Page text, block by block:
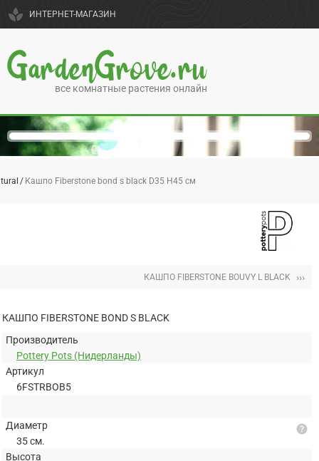
spa ИНТЕРНЕТ-МАГАЗИН
GardenGrove.ru
все комнатные растения онлайн
Кашпо Fiberstone bond s black D35 H45 см
КАШПО FIBERSTONE BOUVY L BLACK ›››
КАШПО FIBERSTONE BOND S BLACK
Производитель
Pottery Pots (Нидерланды)
Артикул
6FSTRBOB5
Диаметр
35 см.
Высота
help